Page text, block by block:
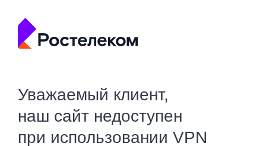
Уважаемый клиент,
наш сайт недоступен
при использовании VPN